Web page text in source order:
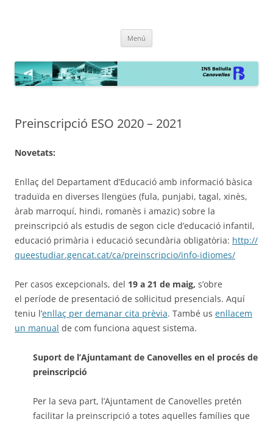
Menú
Preinscripció ESO 2020 – 2021
Novetats:
Enllaç del Departament d’Educació amb informació bàsica
traduïda en diverses llengües (fula, punjabi, tagal, xinès,
àrab marroquí, hindi, romanès i amazic) sobre la
preinscripció als estudis de segon cicle d’educació infantil,
educació primària i educació secundària obligatòria: http://
queestudiar.gencat.cat/ca/preinscripcio/info-idiomes/
Per casos excepcionals, del 19 a 21 de maig, s’obre
el període de presentació de sol·licitud presencials. Aquí
teniu l’enllaç per demanar cita prèvia. També us enllacem
un manual de com funciona aquest sistema.
Suport de l’Ajuntamant de Canovelles en el procés de
preinscripció
Per la seva part, l’Ajuntament de Canovelles pretén
facilitar la preinscripció a totes aquelles famílies que